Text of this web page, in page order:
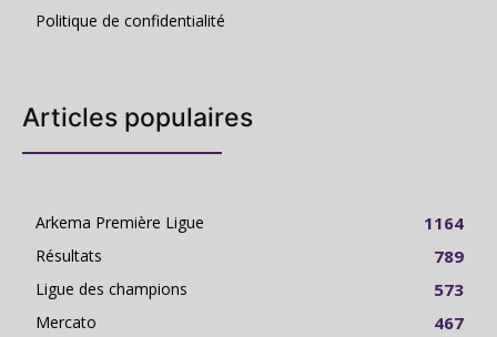
Politique de confidentialité
Articles populaires
Arkema Première Ligue 1164
Résultats 789
Ligue des champions 573
Mercato 467